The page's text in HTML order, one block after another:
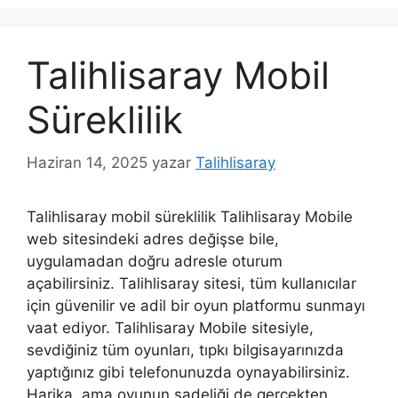
Talihlisaray Mobil
Süreklilik
Haziran 14, 2025 yazar Talihlisaray
Talihlisaray mobil süreklilik Talihlisaray Mobile
web sitesindeki adres değişse bile,
uygulamadan doğru adresle oturum
açabilirsiniz. Talihlisaray sitesi, tüm kullanıcılar
için güvenilir ve adil bir oyun platformu sunmayı
vaat ediyor. Talihlisaray Mobile sitesiyle,
sevdiğiniz tüm oyunları, tıpkı bilgisayarınızda
yaptığınız gibi telefonunuzda oynayabilirsiniz.